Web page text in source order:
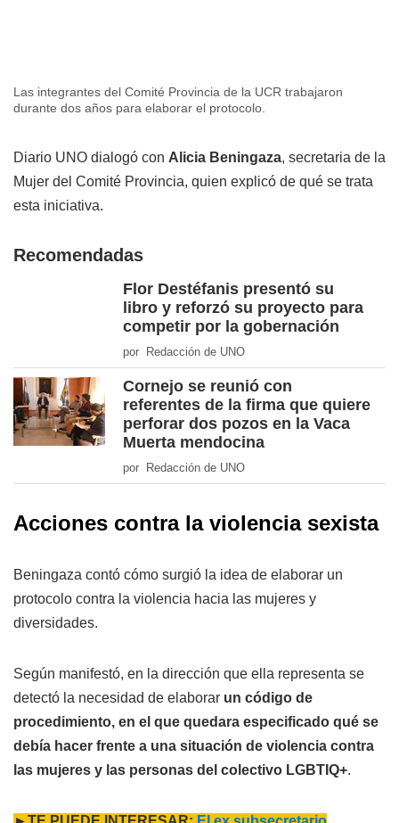
Las integrantes del Comité Provincia de la UCR trabajaron
durante dos años para elaborar el protocolo.
Diario UNO dialogó con Alicia Beningaza, secretaria de la
Mujer del Comité Provincia, quien explicó de qué se trata
esta iniciativa.
Recomendadas
Flor Destéfanis presentó su
libro y reforzó su proyecto para
competir por la gobernación
por Redacción de UNO
Cornejo se reunió con
referentes de la firma que quiere
perforar dos pozos en la Vaca
Muerta mendocina
por Redacción de UNO
Acciones contra la violencia sexista
Beningaza contó cómo surgió la idea de elaborar un
protocolo contra la violencia hacia las mujeres y
diversidades.
Según manifestó, en la dirección que ella representa se
detectó la necesidad de elaborar un código de
procedimiento, en el que quedara especificado qué se
debía hacer frente a una situación de violencia contra
las mujeres y las personas del colectivo LGBTIQ+.